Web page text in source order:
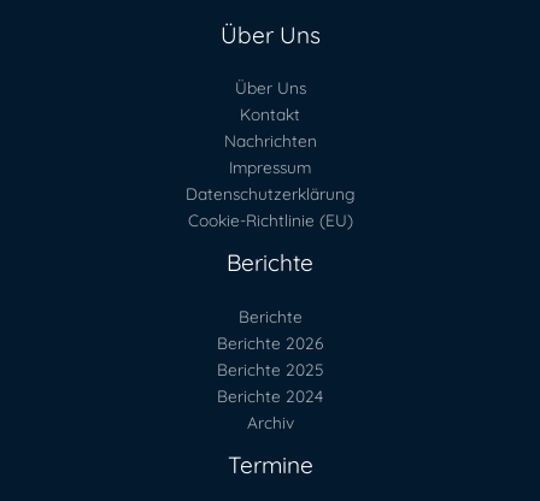
Über Uns
Über Uns
Kontakt
Nachrichten
Impressum
Datenschutzerklärung
Cookie-Richtlinie (EU)
Berichte
Berichte
Berichte 2026
Berichte 2025
Berichte 2024
Archiv
Termine